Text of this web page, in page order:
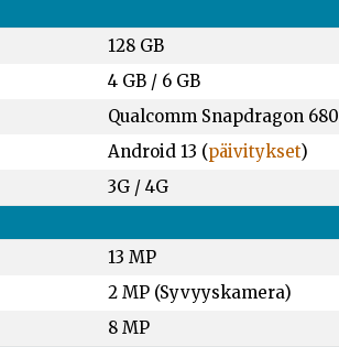
128 GB
4 GB/ 6 GB
Qualcomm Snapdragon 680
Android 13 (päivitykset)
3G / 4G
13 MP
2 MP (Syvyyskamera)
8 MP